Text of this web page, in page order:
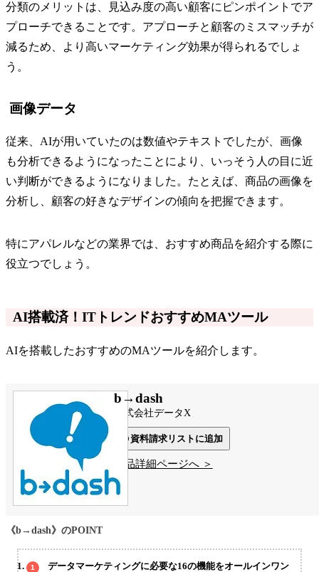
分類のメリットは、見込み度の高い顧客にピンポイントでア
プローチできることです。アプローチと顧客のミスマッチが
減るため、より高いマーケティング効果が得られるでしょ
う。
画像データ
従来、AIが用いていたのは数値やテキストでしたが、画像
も分析できるようになったことにより、いっそう人の目に近
い判断ができるようになりました。たとえば、商品の画像を
分析し、顧客の好きなデザインの傾向を把握できます。
特にアパレルなどの業界では、おすすめ商品を紹介する際に
役立つでしょう。
AI搭載済！ITトレンドおすすめMAツール
AIを搭載したおすすめのMAツールを紹介します。
b→dash
株式会社データX
資料請求リストに追加
製品詳細ページへ ＞
《b→dash》のPOINT
データマーケティングに必要な16の機能をオールインワン